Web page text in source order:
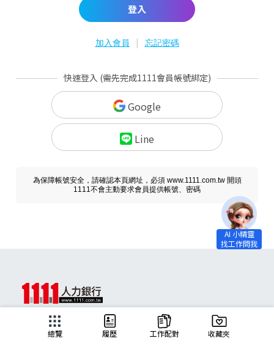
登入
加入會員 | 忘記密碼
快速登入 (需先完成1111會員帳號綁定)
Google
Line
為保障帳號安全，請確認本頁網址，必須 www.1111.com.tw 開頭
1111不會主動要求會員提供帳號、密碼
總覽 履歷 工作配對 收藏夾